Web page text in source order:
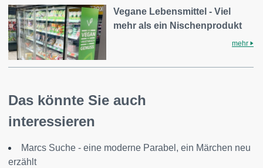
Vegane Lebensmittel - Viel
mehr als ein Nischenprodukt
mehr
Das könnte Sie auch
interessieren
Marcs Suche - eine moderne Parabel, ein Märchen neu
erzählt